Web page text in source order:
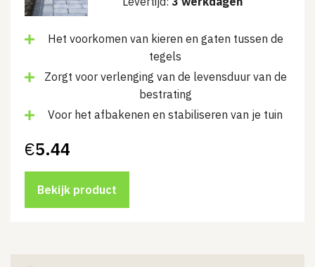
Het voorkomen van kieren en gaten tussen de
tegels
Zorgt voor verlenging van de levensduur van de
bestrating
Voor het afbakenen en stabiliseren van je tuin
€5.44
Bekijk product